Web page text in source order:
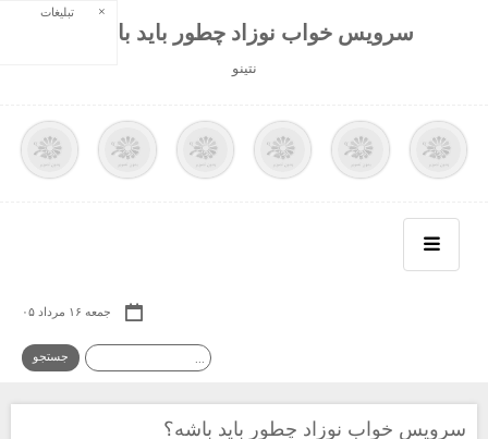
سرویس خواب نوزاد چطور باید باشه؟
نتينو
جمعه ۱۶ مرداد ۰۵
سرویس خواب نوزاد چطور باید باشه؟
تبلیغات